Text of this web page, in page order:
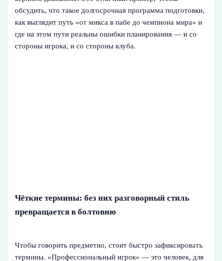
обсудить, что такое долгосрочная программа подготовки,
как выглядит путь «от микса в пабе до чемпиона мира» и
где на этом пути реальны ошибки планирования — и со
стороны игрока, и со стороны клуба.
Чёткие термины: без них разговорный стиль
превращается в болтовню
Чтобы говорить предметно, стоит быстро зафиксировать
термины. «Профессиональный игрок» — это человек, для